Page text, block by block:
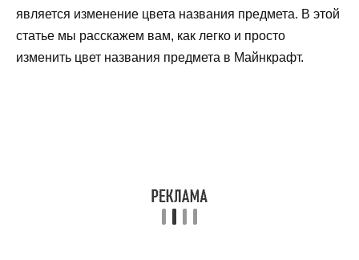
является изменение цвета названия предмета. В этой
статье мы расскажем вам, как легко и просто
изменить цвет названия предмета в Майнкрафт.